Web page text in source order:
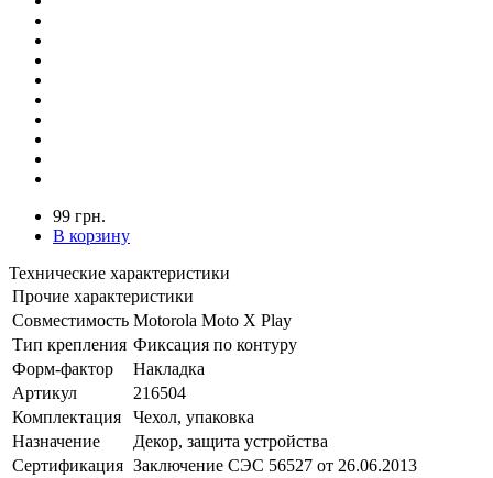
99 грн.
В корзину
Технические характеристики
Прочие характеристики
Совместимость Motorola Moto X Play
Тип крепления Фиксация по контуру
Форм-фактор
Накладка
Артикул
216504
Комплектация
Чехол, упаковка
Назначение
Декор, защита устройства
Сертификация Заключение СЭС 56527 от 26.06.2013